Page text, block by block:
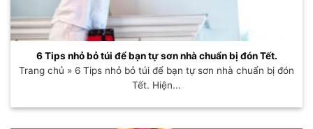
6 Tips nhỏ bỏ túi để bạn tự sơn nhà chuẩn bị đón Tết.
Trang chủ » 6 Tips nhỏ bỏ túi để bạn tự sơn nhà chuẩn bị đón
Tết. Hiện...